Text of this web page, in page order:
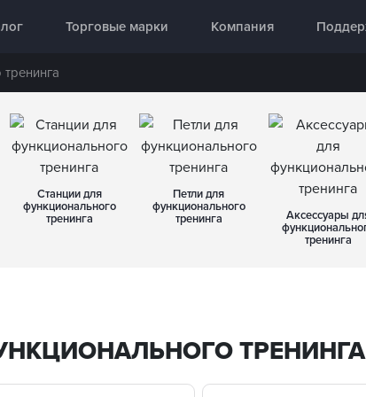
🥇 «InterAtletika»
Торговые марки Компания
Станции для
функционального
тренинга
Петли для
функционального
тренинга Аксессуары
тренинга
ТРЕНИНГА